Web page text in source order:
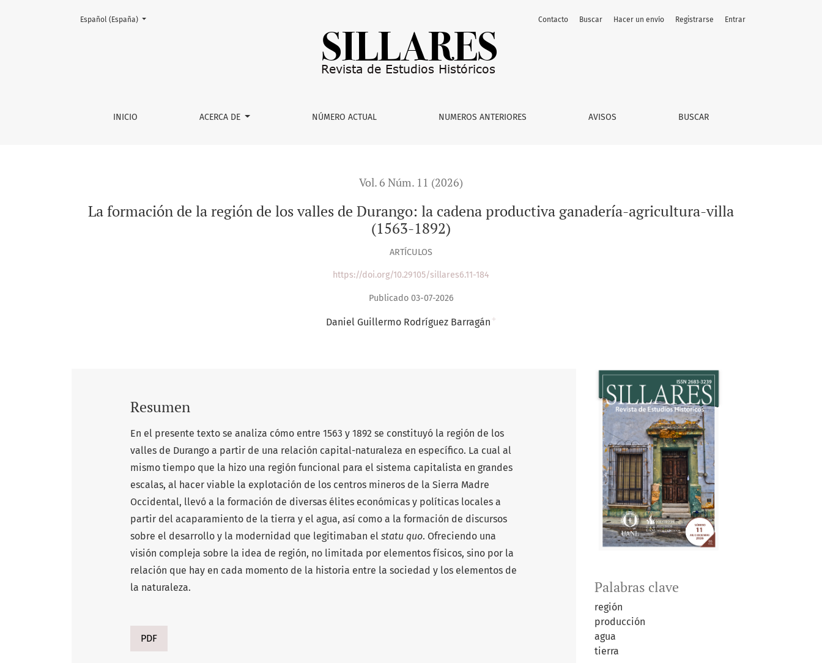
La formación de la región de los valles de Durango: la cadena productiva ganadería-agricultura-villa (1563-1892)
INICIO ACERCA DE NÚMERO ACTUAL NUMEROS ANTERIORES AVISOS BUSCAR
Contacto Buscar Hacer un envío Registrarse Entrar
Cambiar el idioma. El actual es:
Español (España)
Vol. 6 Núm. 11 (2026)
La formación de la región de los valles de Durango: la cadena productiva ganadería-agricultura-villa
(1563-1892)
ARTÍCULOS
https://doi.org/10.29105/sillares6.11-184
Publicado 03-07-2026
Daniel Guillermo Rodríguez Barragán +
Palabras clave
región
producción
agua
tierra
Resumen
En el presente texto se analiza cómo entre 1563 y 1892 se constituyó la región de los
valles de Durango a partir de una relación capital-naturaleza en específico. La cual al
mismo tiempo que la hizo una región funcional para el sistema capitalista en grandes
escalas, al hacer viable la explotación de los centros mineros de la Sierra Madre
Occidental, llevó a la formación de diversas élites económicas y políticas locales a
partir del acaparamiento de la tierra y el agua, así como a la formación de discursos
sobre el desarrollo y la modernidad que legitimaban el statu quo. Ofreciendo una
visión compleja sobre la idea de región, no limitada por elementos físicos, sino por la
relación que hay en cada momento de la historia entre la sociedad y los elementos de
la naturaleza.
PDF